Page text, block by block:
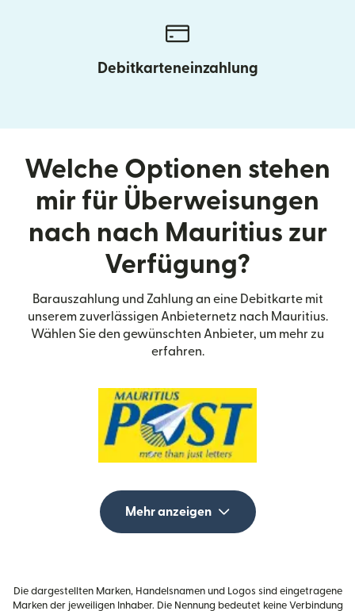
Debitkarteneinzahlung
Welche Optionen stehen
mir für Überweisungen
nach nach Mauritius zur
Verfügung?
Barauszahlung und Zahlung an eine Debitkarte mit
unserem zuverlässigen Anbieternetz nach Mauritius.
Wählen Sie den gewünschten Anbieter, um mehr zu
erfahren.
Mehr anzeigen
Die dargestellten Marken, Handelsnamen und Logos sind eingetragene
Marken der jeweiligen Inhaber. Die Nennung bedeutet keine Verbindung